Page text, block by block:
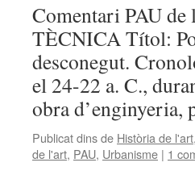
Comentari PAU de
TÈCNICA Títol:
desconegut.
el 24-22 a. C.,
obra
Publicat dins de Història de l'art,
de l'art, PAU, Urbanisme | 1